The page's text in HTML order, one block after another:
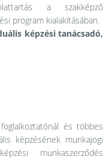
a szakképző
program kialakításában.
képzési tanácsadó,
és többes
képzésének munkajogi
munkaszerződés